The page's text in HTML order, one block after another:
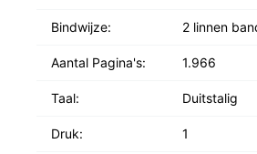
Bindwijze: 2 linnen
Aantal Pagina's: 1.966
Taal: Duitstalig
Druk: 1